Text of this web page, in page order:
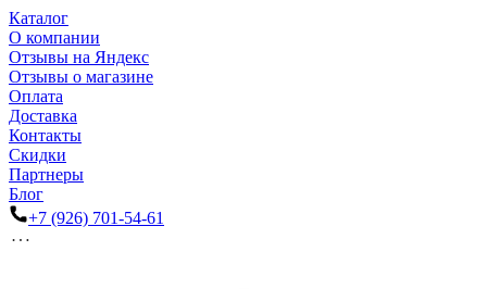
Каталог
О компании
Отзывы на Яндекс
Отзывы о магазине
Оплата
Доставка
Контакты
Скидки
Партнеры
Блог
+7 (926) 701-54-61